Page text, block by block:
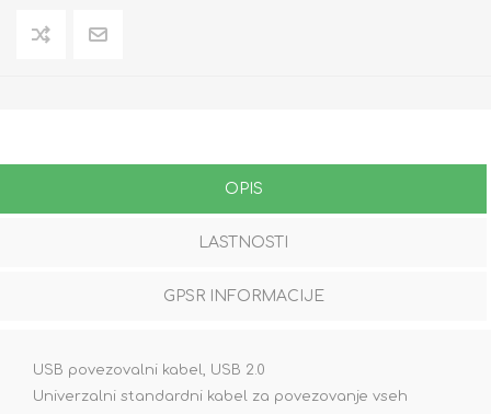
OPIS
LASTNOSTI
GPSR INFORMACIJE
USB povezovalni kabel, USB 2.0
Univerzalni standardni kabel za povezovanje vseh